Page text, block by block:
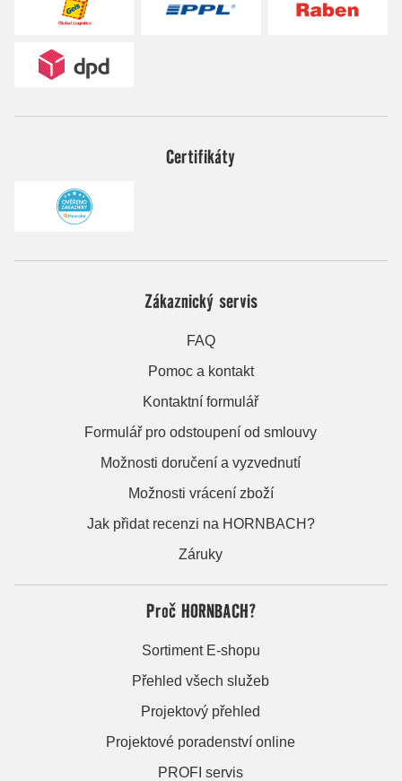
Certifikáty
Zákaznický servis
FAQ
Pomoc a kontakt
Kontaktní formulář
Formulář pro odstoupení od smlouvy
Možnosti doručení a vyzvednutí
Možnosti vrácení zboží
Jak přidat recenzi na HORNBACH?
Záruky
Proč HORNBACH?
Sortiment E-shopu
Přehled všech služeb
Projektový přehled
Projektové poradenství online
PROFI servis